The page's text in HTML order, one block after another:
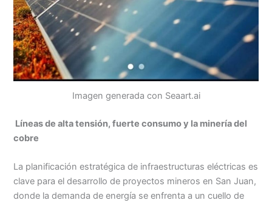
Imagen generada con Seaart.ai
Líneas de alta tensión, fuerte consumo y la minería del
cobre
La planificación estratégica de infraestructuras eléctricas es
clave para el desarrollo de proyectos mineros en San Juan,
donde la demanda de energía se enfrenta a un cuello de